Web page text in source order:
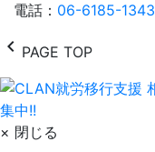
電話： 06-6185-1343
chevron_left PAGE TOP
× 閉じる